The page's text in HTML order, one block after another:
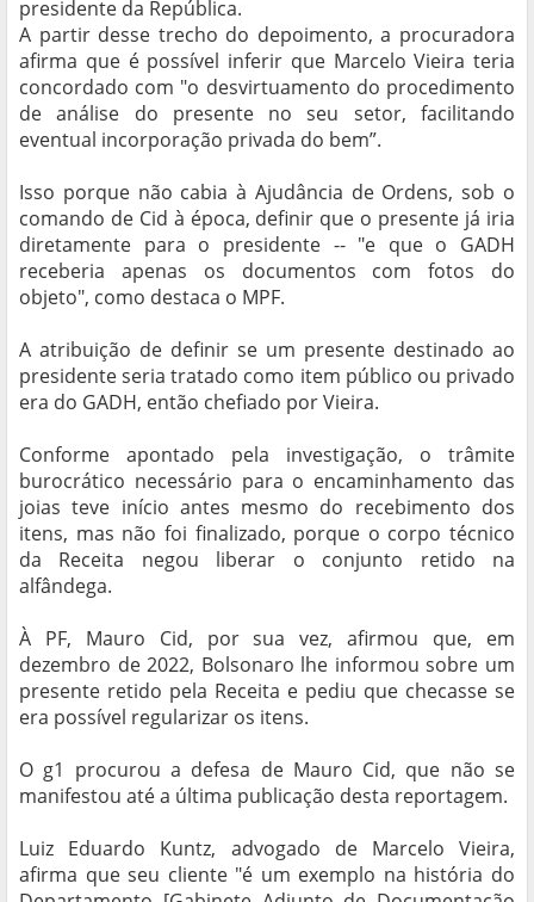
presidente da República.
A partir desse trecho do depoimento, a procuradora
afirma que é possível inferir que Marcelo Vieira teria
concordado com "o desvirtuamento do procedimento
de análise do presente no seu setor, facilitando
eventual incorporação privada do bem”.
Isso porque não cabia à Ajudância de Ordens, sob o
comando de Cid à época, definir que o presente já iria
diretamente para o presidente -- "e que o GADH
receberia apenas os documentos com fotos do
objeto", como destaca o MPF.
A atribuição de definir se um presente destinado ao
presidente seria tratado como item público ou privado
era do GADH, então chefiado por Vieira.
Conforme apontado pela investigação, o trâmite
burocrático necessário para o encaminhamento das
joias teve início antes mesmo do recebimento dos
itens, mas não foi finalizado, porque o corpo técnico
da Receita negou liberar o conjunto retido na
alfândega.
À PF, Mauro Cid, por sua vez, afirmou que, em
dezembro de 2022, Bolsonaro lhe informou sobre um
presente retido pela Receita e pediu que checasse se
era possível regularizar os itens.
O g1 procurou a defesa de Mauro Cid, que não se
manifestou até a última publicação desta reportagem.
Luiz Eduardo Kuntz, advogado de Marcelo Vieira,
afirma que seu cliente "é um exemplo na história do